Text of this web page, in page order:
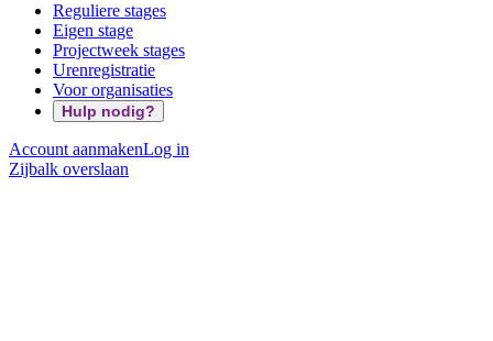
Reguliere stages
Eigen stage
Projectweek stages
Urenregistratie
Voor organisaties
Hulp nodig?
Account aanmakenLog in
Zijbalk overslaan